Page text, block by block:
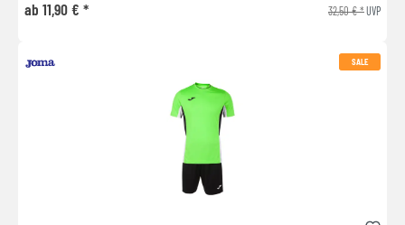
ab 11,90 € * 32,50 € *UVP
SALE